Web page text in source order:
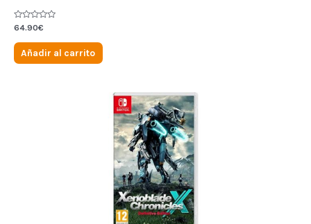
Valorado
0
de
64.90€
Añadir al carrito